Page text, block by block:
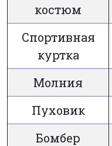
костюм
Спортивная
куртка
Молния
Пуховик
Бомбер